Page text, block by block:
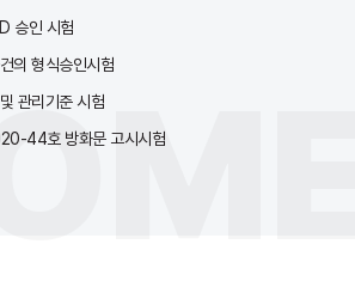
승인 시험
의 형식승인시험
관리기준 시험
44호 방화문 고시시험